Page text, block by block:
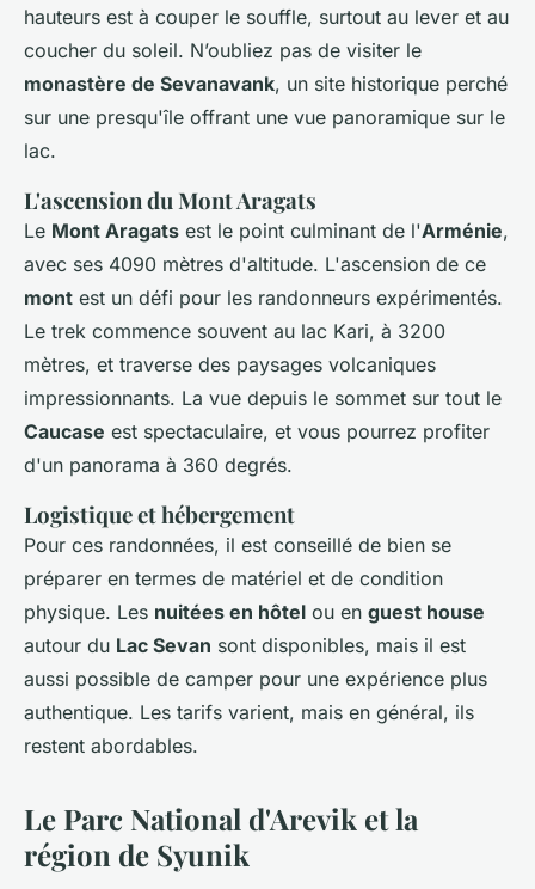
hauteurs est à couper le souffle, surtout au lever et au
coucher du soleil. N’oubliez pas de visiter le
monastère de Sevanavank, un site historique perché
sur une presqu'île offrant une vue panoramique sur le
lac.
L'ascension du Mont Aragats
Le Mont Aragats est le point culminant de l'Arménie,
avec ses 4090 mètres d'altitude. L'ascension de ce
mont est un défi pour les randonneurs expérimentés.
Le trek commence souvent au lac Kari, à 3200
mètres, et traverse des paysages volcaniques
impressionnants. La vue depuis le sommet sur tout le
Caucase est spectaculaire, et vous pourrez profiter
d'un panorama à 360 degrés.
Logistique et hébergement
Pour ces randonnées, il est conseillé de bien se
préparer en termes de matériel et de condition
physique. Les nuitées en hôtel ou en guest house
autour du Lac Sevan sont disponibles, mais il est
aussi possible de camper pour une expérience plus
authentique. Les tarifs varient, mais en général, ils
restent abordables.
Le Parc National d'Arevik et la
région de Syunik